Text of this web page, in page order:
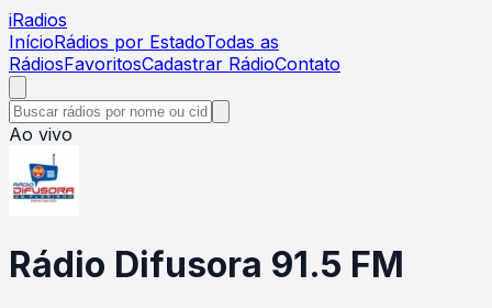
iRadios
InícioRádios por EstadoTodas as
RádiosFavoritosCadastrar RádioContato
Ao vivo
Rádio Difusora 91.5 FM